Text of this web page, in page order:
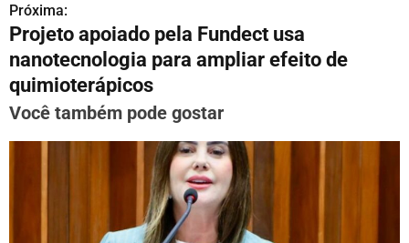
e
g
a
ç
Próxima:
Projeto apoiado pela Fundect usa
nanotecnologia para ampliar efeito de
quimioterápicos
Você também pode gostar